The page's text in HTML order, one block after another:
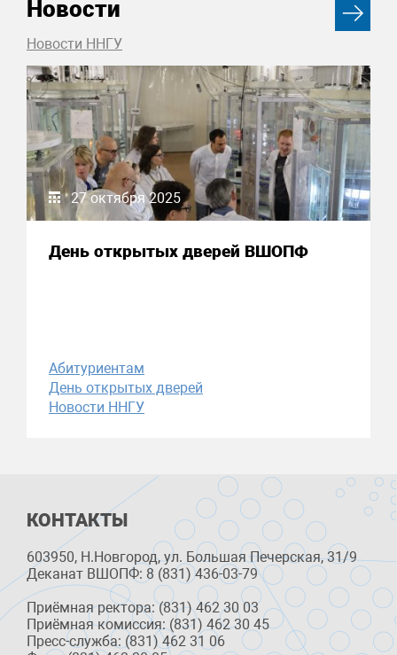
Новости
Новости ННГУ
27 октября 2025
День открытых дверей ВШОПФ
Абитуриентам
День открытых дверей
Новости ННГУ
КОНТАКТЫ
603950, Н.Новгород, ул. Большая Печерская, 31/9
Деканат ВШОПФ: 8 (831) 436-03-79
Приёмная ректора: (831) 462 30 03
Приёмная комиссия: (831) 462 30 45
Пресс-служба: (831) 462 31 06